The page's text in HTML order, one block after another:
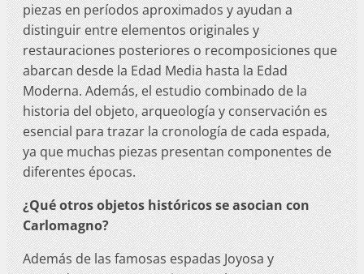
piezas en períodos aproximados y ayudan a
distinguir entre elementos originales y
restauraciones posteriores o recomposiciones que
abarcan desde la Edad Media hasta la Edad
Moderna. Además, el estudio combinado de la
historia del objeto, arqueología y conservación es
esencial para trazar la cronología de cada espada,
ya que muchas piezas presentan componentes de
diferentes épocas.
¿Qué otros objetos históricos se asocian con
Carlomagno?
Además de las famosas espadas Joyosa y